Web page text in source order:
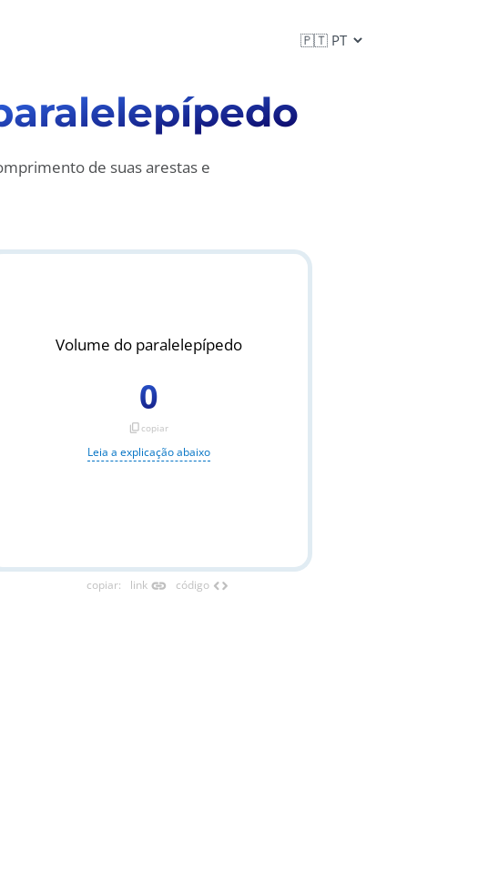
de suas arestas e
Volume do paralelepípedo
0
content_copycopiar
Leia a explicação abaixo
copiar: link link código code